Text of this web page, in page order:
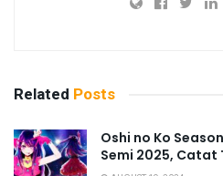
Related Posts
Oshi no Ko
Semi 2025, Catat